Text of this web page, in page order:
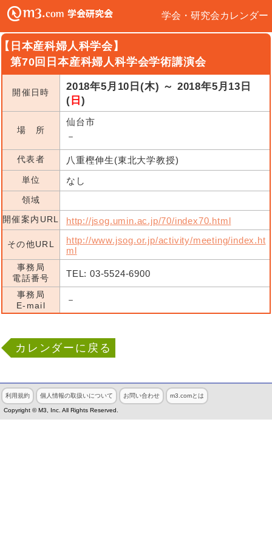
学会・研究会カレンダー
日本産科婦人科学会】
第70回日本産科婦人科学会学術講演会
開催日時
2018年5月10日(木) ～ 2018年5月13日
( 日 )
場 所
仙台市
－
代表者 八重樫伸生(東北大学教授)
単位 なし
領域
開催案内URL
http://jsog.umin.ac.jp/70/index70.html
その他URL
http://www.jsog.or.jp/activity/meeting/index.ht
ml
事務局
電話番号
TEL: 03-5524-6900
事務局
E-mail
－
カレンダーに戻る
利用規約 個人情報の取扱いについて お問い合わせ m3.comとは
Copyright © M3, Inc. All Rights Reserved.